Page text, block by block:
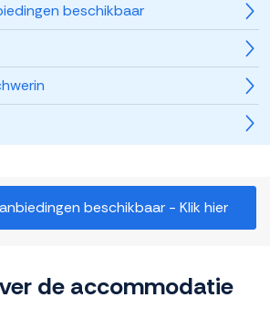
beschikbaar
beschikbaar - Klik hier
de accommodatie